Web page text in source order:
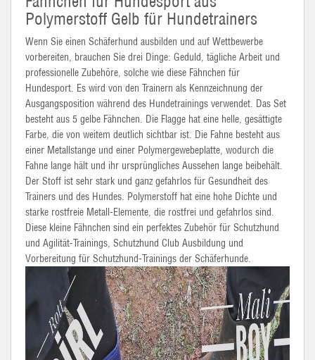
Polymerstoff Gelb für Hundetrainers
Wenn Sie einen Schäferhund ausbilden und auf Wettbewerbe
vorbereiten, brauchen Sie drei Dinge: Geduld, tägliche Arbeit und
professionelle Zubehöre, solche wie diese Fähnchen für
Hundesport. Es wird von den Trainern als Kennzeichnung der
Ausgangsposition während des Hundetrainings verwendet. Das Set
besteht aus 5 gelbe Fähnchen. Die Flagge hat eine helle, gesättigte
Farbe, die von weitem deutlich sichtbar ist. Die Fahne besteht aus
einer Metallstange und einer Polymergewebeplatte, wodurch die
Fahne lange hält und ihr ursprüngliches Aussehen lange beibehält.
Der Stoff ist sehr stark und ganz gefahrlos für Gesundheit des
Trainers und des Hundes. Polymerstoff hat eine hohe Dichte und
starke rostfreie Metall-Elemente, die rostfrei und gefahrlos sind.
Diese kleine Fähnchen sind ein perfektes Zubehör für Schutzhund
und Agilität-Trainings, Schutzhund Club Ausbildung und
Vorbereitung für Schutzhund-Trainings der Schäferhunde.